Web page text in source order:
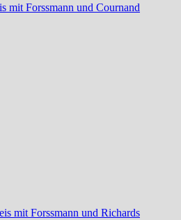
mit Forssmann und Cournand
mit Forssmann und Richards